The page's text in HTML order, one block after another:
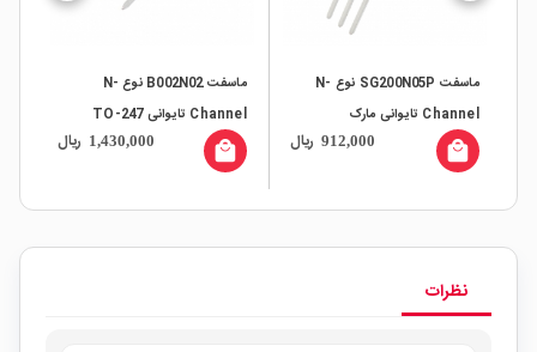
ماسفت SG200N05P نوع N-
Channel تایوانی مارک
SiliconGear پکیج TO-220
912,000 ریال local_mall
ماسفت B002N02 نوع N-
Channel تایوانی TO-247
1,430,000 ریال local_mall
نظرات